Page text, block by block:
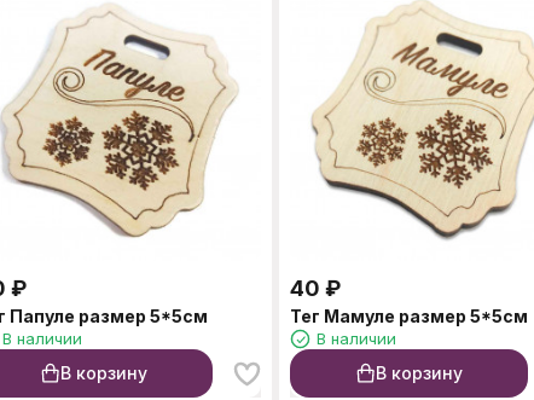
₽
Папуле размер 5*5см
В наличии
В корзину
40 ₽
Тег Мамуле размер 5*5см
В наличии
В корзину